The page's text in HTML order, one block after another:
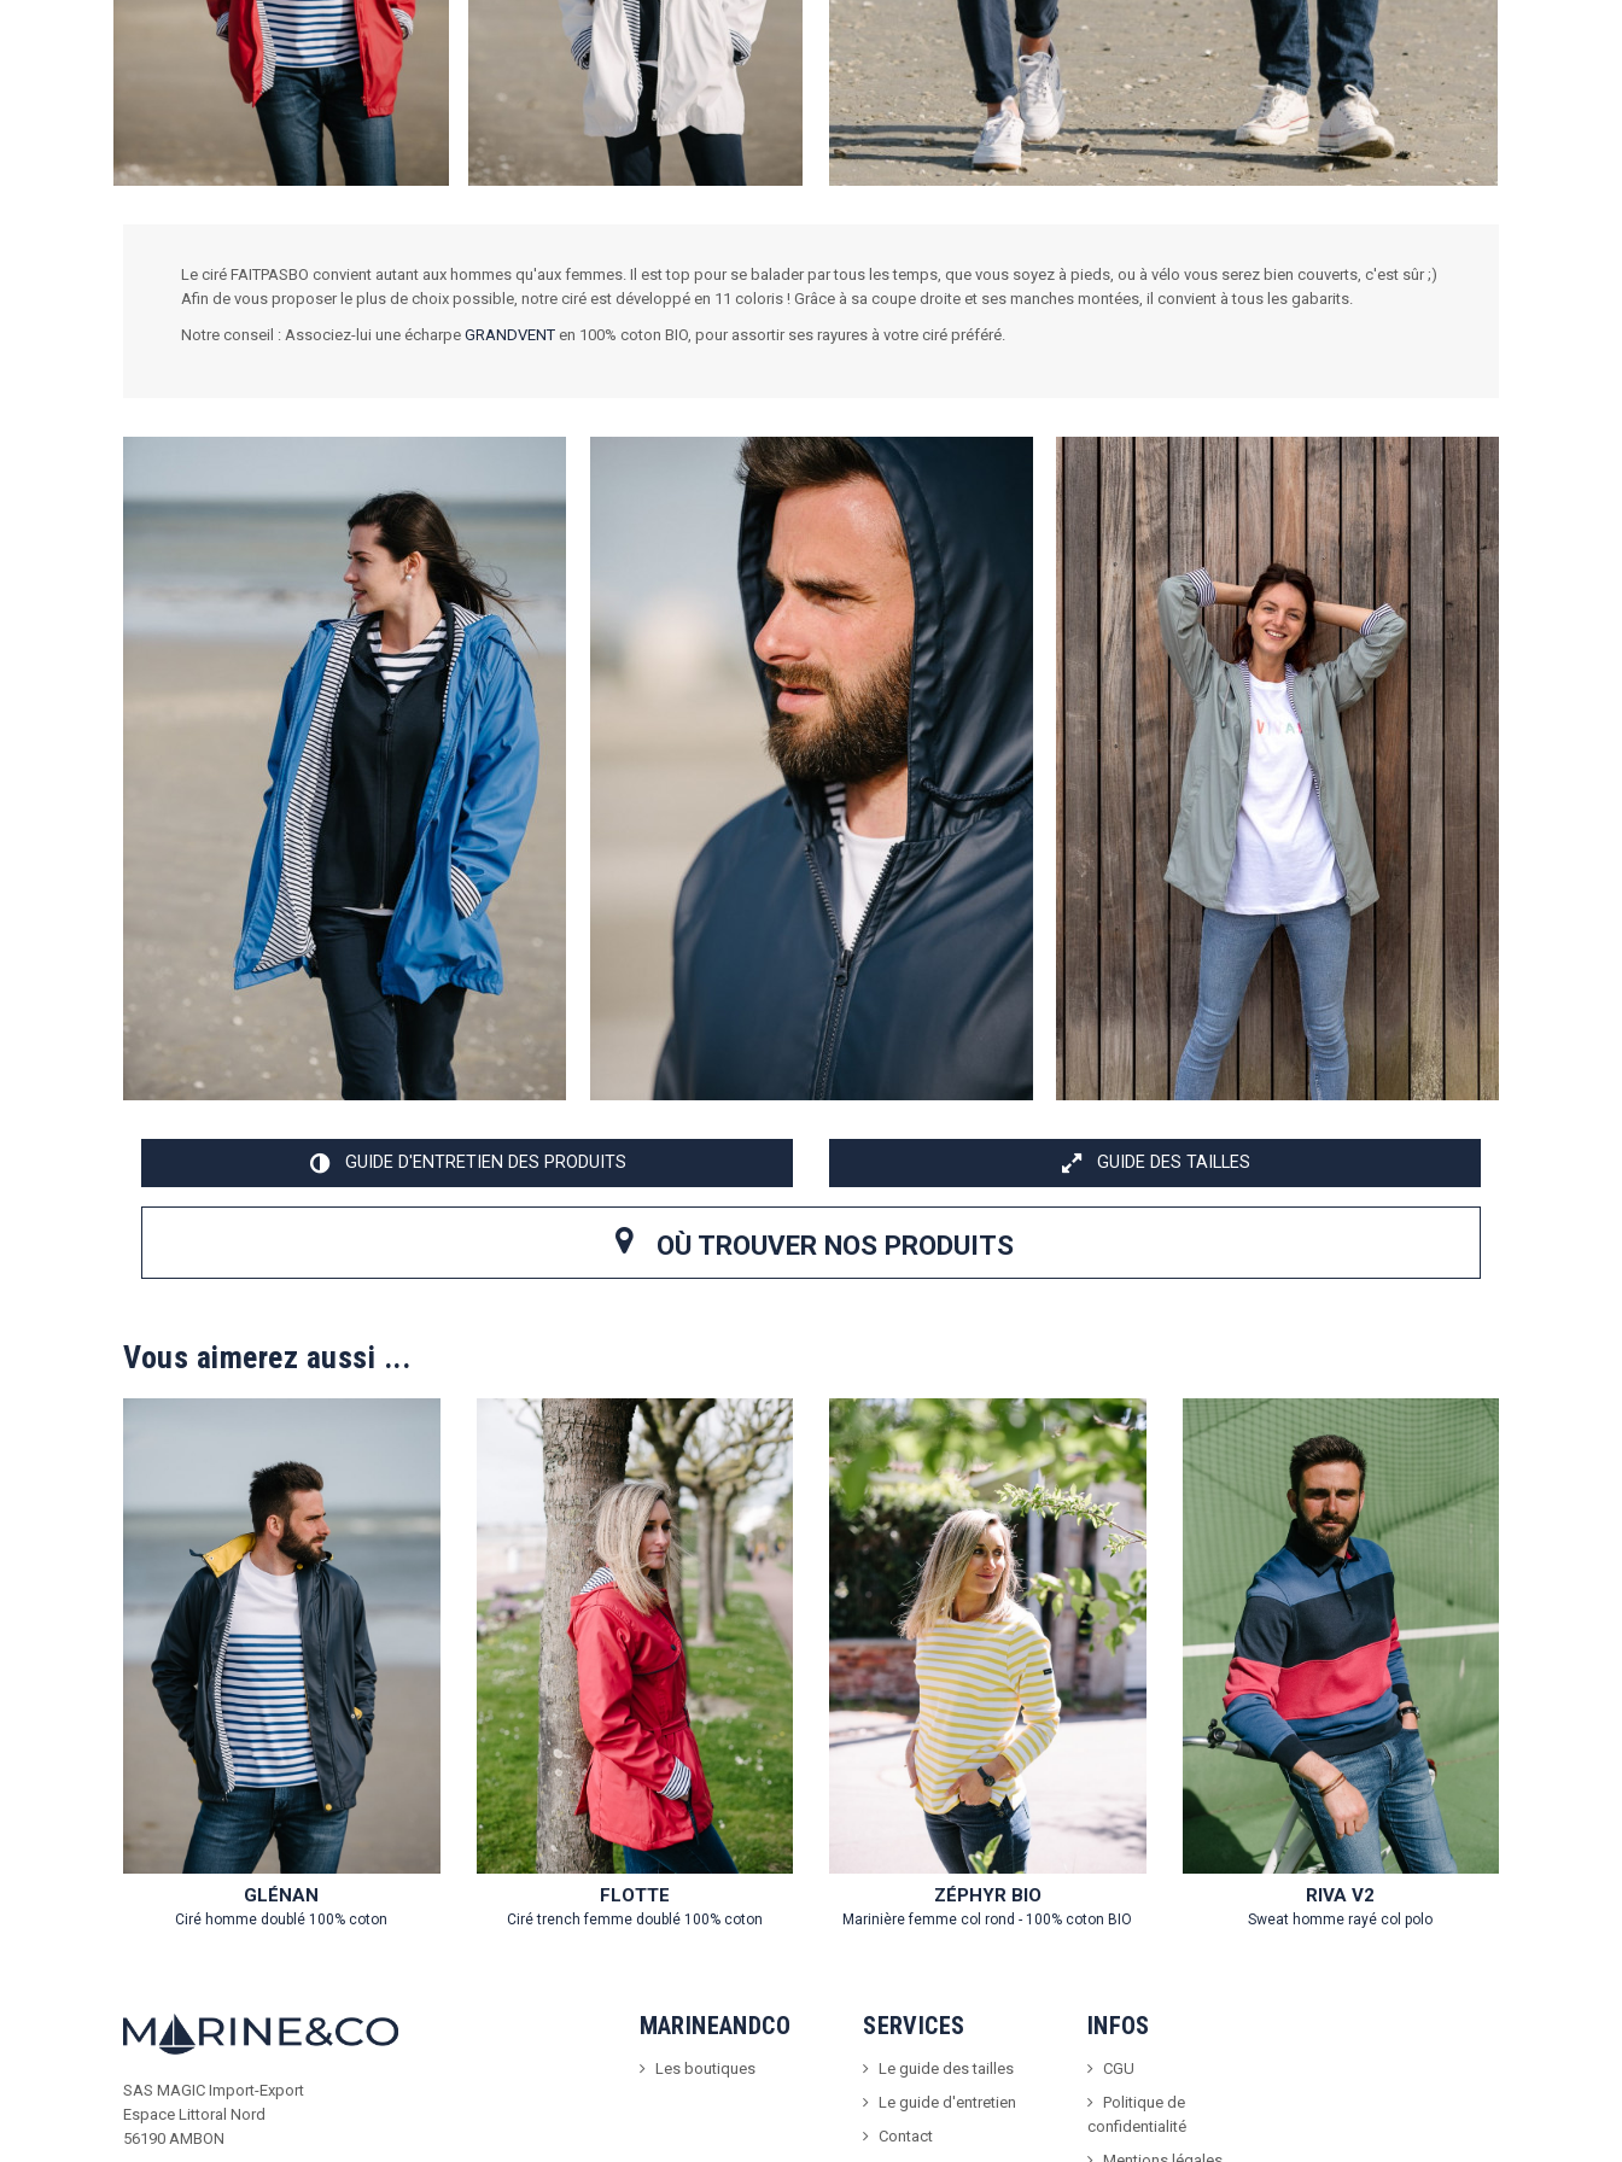
Le ciré FAITPASBO convient autant aux hommes qu'aux femmes. Il est top pour se balader par tous les temps, que vous soyez à pieds, ou à vélo vous serez bien couverts, c'est sûr ;)
Afin de vous proposer le plus de choix possible, notre ciré est développé en 11 coloris ! Grâce à sa coupe droite et ses manches montées, il convient à tous les gabarits.
Notre conseil : Associez-lui une écharpe GRANDVENT en 100% coton BIO, pour assortir ses rayures à votre ciré préféré.
GUIDE D'ENTRETIEN DES PRODUITS GUIDE DES TAILLES
OÙ TROUVER NOS PRODUITS
Vous aimerez aussi ...
GLÉNAN
Ciré homme doublé 100% coton
FLOTTE
Ciré trench femme doublé 100% coton
ZÉPHYR BIO
Marinière femme col rond - 100% coton BIO
RIVA V2
Sweat homme rayé col polo
SAS MAGIC Import-Export
Espace Littoral Nord
56190 AMBON
MARINEANDCO
Les boutiques
SERVICES
Le guide des tailles
Le guide d'entretien
Contact
INFOS
CGU
Politique de
confidentialité